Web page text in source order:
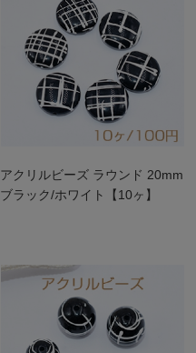
アクリルビーズ ラウンド 20mm
ブラック/ホワイト【10ヶ】